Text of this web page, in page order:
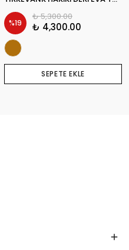
%19
₺ 5,300.00
₺ 4,300.00
SEPETE EKLE